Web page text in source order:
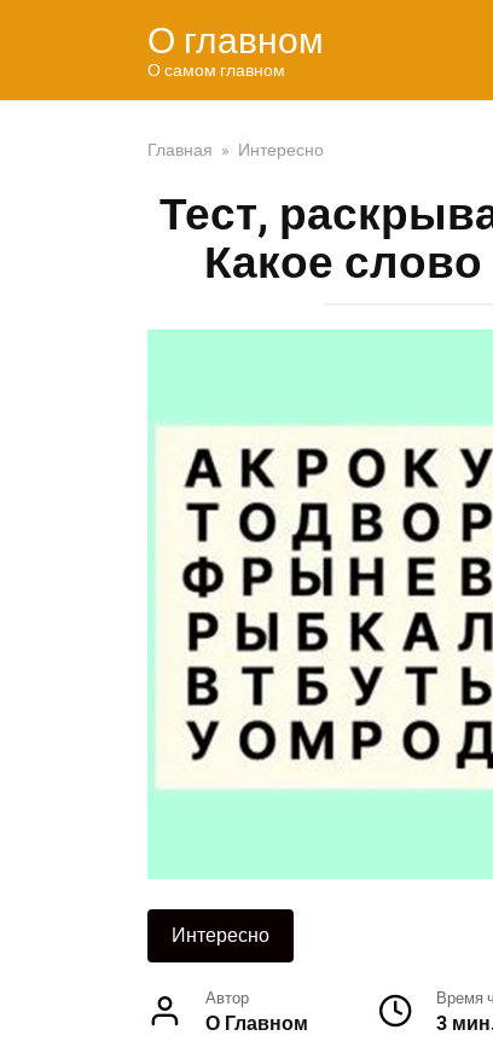
О главном
О самом главном
Главная » Интересно
Тест,
Какое
Интересно
Автор
О Главном
Время
3